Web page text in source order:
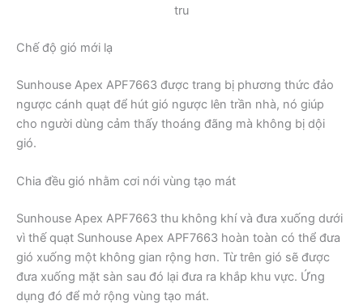
tru
Chế độ gió mới lạ
Sunhouse Apex APF7663 được trang bị phương thức đảo
ngược cánh quạt để hút gió ngược lên trần nhà, nó giúp
cho người dùng cảm thấy thoáng đãng mà không bị dội
gió.
Chia đều gió nhằm cơi nới vùng tạo mát
Sunhouse Apex APF7663 thu không khí và đưa xuống dưới
vì thế quạt Sunhouse Apex APF7663 hoàn toàn có thể đưa
gió xuống một không gian rộng hơn. Từ trên gió sẽ được
đưa xuống mặt sàn sau đó lại đưa ra khắp khu vực. Ứng
dụng đó để mở rộng vùng tạo mát.